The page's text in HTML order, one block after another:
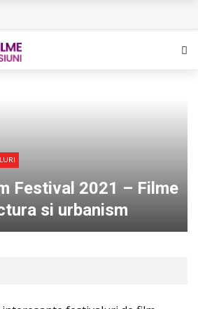
Air in the Holy Land – Generatia care
Festival 2021 – Filme
si urbanism